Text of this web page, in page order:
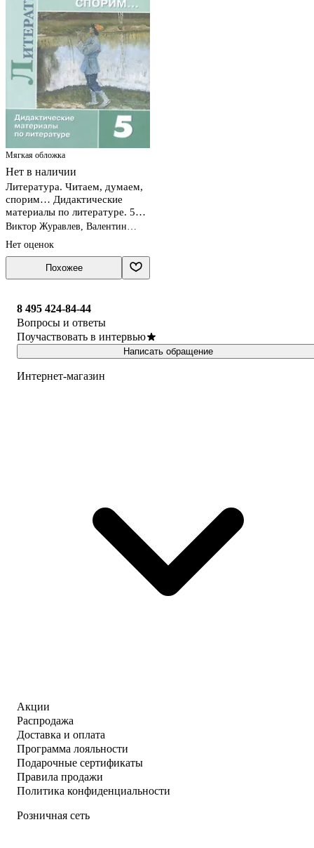
Мягкая обложка
Нет в наличии
Литература. Читаем, думаем,
спорим… Дидактические
материалы по литературе. 5
класс. Учебное пособие
Виктор Журавлев, Валентин
Нет оценок
Похожее
8 495 424-84-44
Вопросы и ответы
Поучаствовать в интервью
Написать обращение
Интернет-магазин
Акции
Распродажа
Доставка и оплата
Программа лояльности
Подарочные сертификаты
Правила продажи
Политика конфиденциальности
Розничная сеть